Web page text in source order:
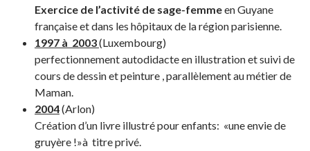
Exercice de l’activité de sage-femmeen Guyane
française et dans les hôpitaux de la région parisienne.
1997 à 2003(Luxembourg)
perfectionnement autodidacte en illustration et suivi de
cours de dessin et peinture , parallèlement au métier de
Maman.
2004(Arlon)
Création d’un livre illustré pour enfants: «une envie de
gruyère !»à titre privé.